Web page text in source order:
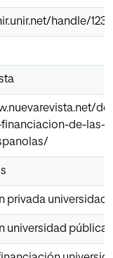
handle/
de-las-
privada universidad
universidad pública